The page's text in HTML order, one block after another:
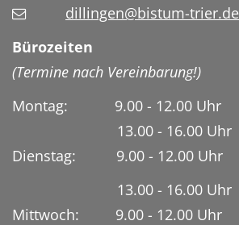
dillingen@bistum-trier.de
Bürozeiten
(Termine nach Vereinbarung!)
Montag: 9.00 - 12.00 Uhr
13.00 - 16.00 Uhr
Dienstag:
9.00 - 12.00 Uhr
13.00 - 16.00 Uhr
Mittwoch: 9.00 - 12.00 Uhr